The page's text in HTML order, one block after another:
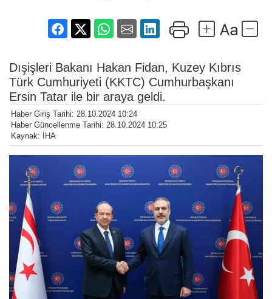
Dışişleri Bakanı Hakan Fidan, Kuzey Kıbrıs
Türk Cumhuriyeti (KKTC) Cumhurbaşkanı
Ersin Tatar ile bir araya geldi.
Haber Giriş Tarihi: 28.10.2024 10:24
Haber Güncellenme Tarihi: 28.10.2024 10:25
Kaynak: İHA